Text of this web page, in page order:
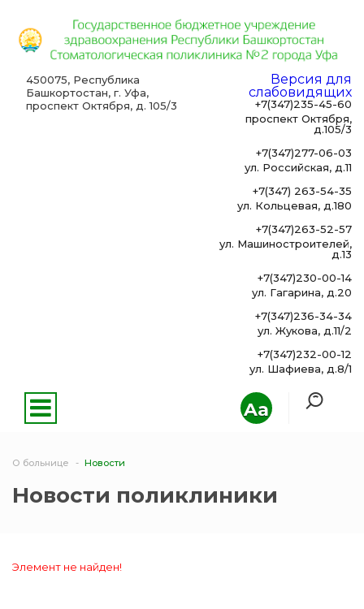
Aa
450075, Республика
Башкортостан, г. Уфа,
проспект Октября, д. 105/3
Версия для
слабовидящих
+7(347)235-45-60
проспект Октября,
д.105/3
+7(347)277-06-03
ул. Российская, д.11
+7(347) 263-54-35
ул. Кольцевая, д.180
+7(347)263-52-57
ул. Машиностроителей,
д.13
+7(347)230-00-14
ул. Гагарина, д.20
+7(347)236-34-34
ул. Жукова, д.11/2
+7(347)232-00-12
ул. Шафиева, д.8/1
О больнице Новости
Новости поликлиники
Элемент не найден!